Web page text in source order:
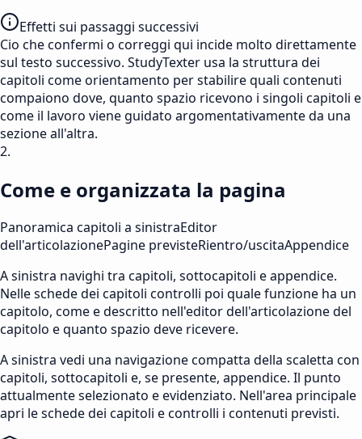
Effetti sui passaggi successivi
Cio che confermi o correggi qui incide molto direttamente
sul testo successivo. StudyTexter usa la struttura dei
capitoli come orientamento per stabilire quali contenuti
compaiono dove, quanto spazio ricevono i singoli capitoli e
come il lavoro viene guidato argomentativamente da una
sezione all'altra.
2.
Come e organizzata la pagina
Panoramica capitoli a sinistraEditor
dell'articolazionePagine previsteRientro/uscitaAppendice
A sinistra navighi tra capitoli, sottocapitoli e appendice.
Nelle schede dei capitoli controlli poi quale funzione ha un
capitolo, come e descritto nell'editor dell'articolazione del
capitolo e quanto spazio deve ricevere.
A sinistra vedi una navigazione compatta della scaletta con
capitoli, sottocapitoli e, se presente, appendice. Il punto
attualmente selezionato e evidenziato. Nell'area principale
apri le schede dei capitoli e controlli i contenuti previsti.